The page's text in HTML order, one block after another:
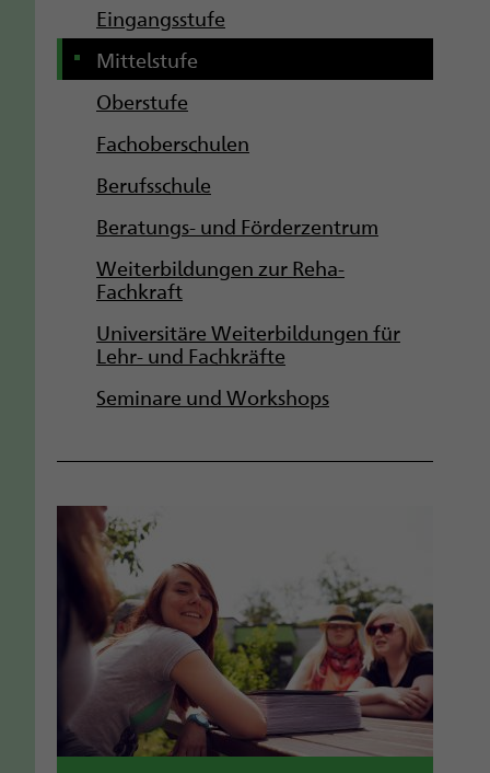
b
n
Eingangsstufe
Mittelstufe
Oberstufe
Fachoberschulen
Berufsschule
Beratungs- und Förderzentrum
Weiterbildungen zur Reha-
Fachkraft
Universitäre Weiterbildungen für
Lehr- und Fachkräfte
Seminare und Workshops